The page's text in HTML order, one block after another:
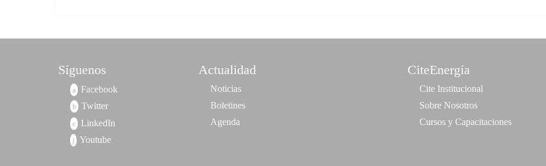
Síguenos
Facebook
Twitter
LinkedIn
Youtube
Actualidad
Noticias
Boletines
Agenda
CiteEnergía
Cite Institucional
Sobre Nosotros
Cursos y Capacitaciones